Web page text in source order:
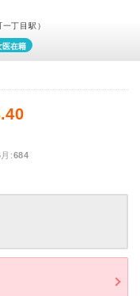
丁目駅）
医在籍
:684